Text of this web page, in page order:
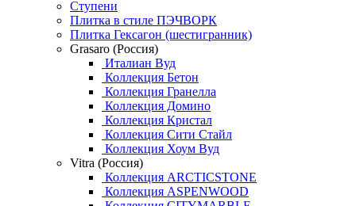
Ступени
Плитка в стиле ПЭЧВОРК
Плитка Гексагон (шестигранник)
Grasaro (Россия)
Италиан Вуд
Коллекция Бетон
Коллекция Гранелла
Коллекция Домино
Коллекция Кристал
Коллекция Сити Стайл
Коллекция Хоум Вуд
Vitra (Россия)
Коллекция ARCTICSTONE
Коллекция ASPENWOOD